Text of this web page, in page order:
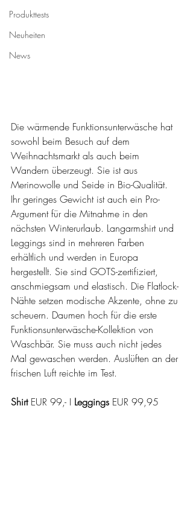
Produkttests
Neuheiten
News
Die wärmende Funktionsunterwäsche hat
sowohl beim Besuch auf dem
Weihnachtsmarkt als auch beim
Wandern überzeugt. Sie ist aus
Merinowolle und Seide in Bio-Qualität.
Ihr geringes Gewicht ist auch ein Pro-
Argument für die Mitnahme in den
nächsten Winterurlaub. Langarmshirt und
Leggings sind in mehreren Farben
erhältlich und werden in Europa
hergestellt. Sie sind GOTS-zertifiziert,
anschmiegsam und elastisch. Die Flatlock-
Nähte setzen modische Akzente, ohne zu
scheuern. Daumen hoch für die erste
Funktionsunterwäsche-Kollektion von
Waschbär. Sie muss auch nicht jedes
Mal gewaschen werden. Auslüften an der
frischen Luft reichte im Test.
Shirt EUR 99,- I Leggings EUR 99,95